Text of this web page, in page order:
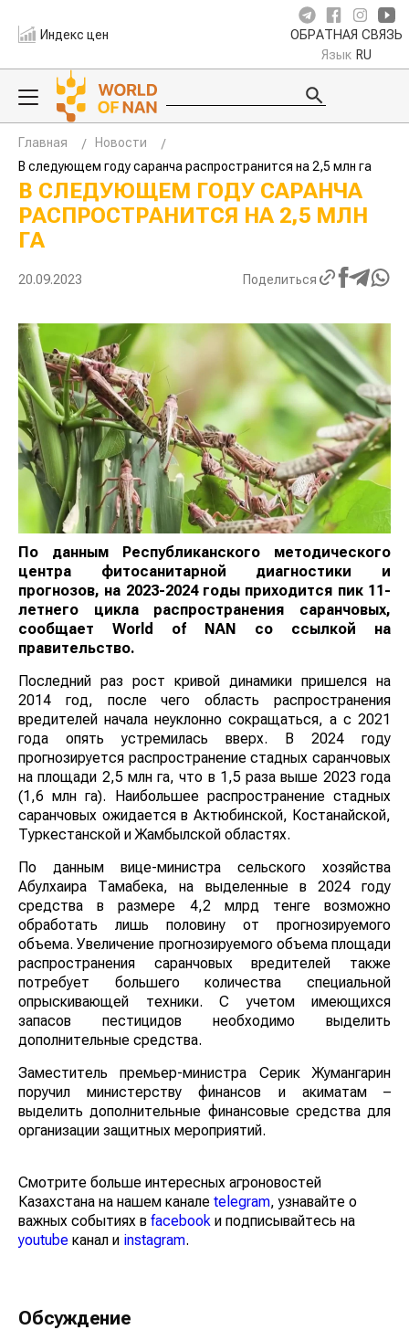
Индекс цен ОБРАТНАЯ СВЯЗЬ
Язык RU
Главная
Новости
В следующем году саранча распространится на 2,5 млн га
В СЛЕДУЮЩЕМ ГОДУ САРАНЧА
РАСПРОСТРАНИТСЯ НА 2,5 МЛН
ГА
20.09.2023 Поделиться
По данным Республиканского методического
центра фитосанитарной диагностики и
прогнозов, на 2023-2024 годы приходится пик 11-
летнего цикла распространения саранчовых,
сообщает World of NAN
со ссылкой на
правительство.
Последний раз рост кривой динамики пришелся на
2014 год, после чего область распространения
вредителей начала неуклонно сокращаться, а с 2021
года опять устремилась вверх. В 2024 году
прогнозируется распространение стадных саранчовых
на площади 2,5 млн га, что в 1,5 раза выше 2023 года
(1,6 млн га). Наибольшее распространение стадных
саранчовых ожидается в Актюбинской, Костанайской,
Туркестанской и Жамбылской областях.
По данным вице-министра сельского хозяйства
Абулхаира Тамабека, на выделенные в 2024 году
средства в размере 4,2 млрд тенге возможно
обработать лишь половину от прогнозируемого
объема. Увеличение прогнозируемого объема площади
распространения саранчовых вредителей также
потребует большего количества специальной
опрыскивающей техники. С учетом имеющихся
запасов пестицидов необходимо выделить
дополнительные средства.
Заместитель премьер-министра Серик Жумангарин
поручил министерству финансов и акиматам –
выделить дополнительные финансовые средства для
организации защитных мероприятий.
Смотрите больше интересных агроновостей
Казахстана на нашем канале telegram, узнавайте о
важных событиях в facebook и подписывайтесь на
youtube канал и instagram.
Обсуждение